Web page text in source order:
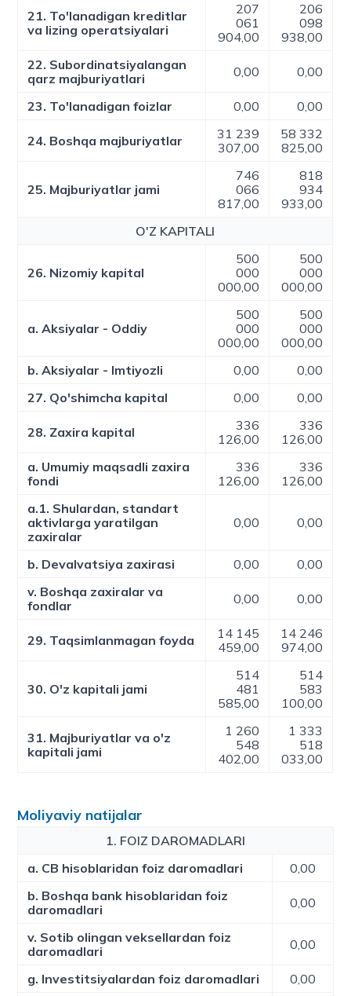
21. To'lanadigan kreditlar
va lizing operatsiyalari
207
061
904,00
206
098
938,00
22. Subordinatsiyalangan
qarz majburiyatlari
0,00 0,00
23. To'lanadigan foizlar 0,00 0,00
24. Boshqa majburiyatlar
31 239
307,00
58 332
825,00
25. Majburiyatlar jami
746
066
817,00
818
934
933,00
O'Z KAPITALI
26. Nizomiy kapital
500
000
000,00
500
000
000,00
a. Aksiyalar - Oddiy
500
000
000,00
500
000
000,00
b. Aksiyalar - Imtiyozli
0,00
0,00
27. Qo'shimcha kapital
0,00 0,00
28. Zaxira kapital
336
126,00
336
126,00
a. Umumiy maqsadli zaxira
fondi
336
126,00
336
126,00
a.1. Shulardan, standart
aktivlarga yaratilgan
zaxiralar
0,00 0,00
b. Devalvatsiya zaxirasi 0,00
0,00
v. Boshqa zaxiralar va
fondlar
0,00 0,00
29. Taqsimlanmagan foyda
14 145
459,00
14 246
974,00
30. O'z kapitali jami
514
481
585,00
514
583
100,00
31. Majburiyatlar va o'z
kapitali jami
1 260
548
402,00
1 333
518
033,00
Moliyaviy natijalar
1. FOIZ DAROMADLARI
a. CB hisoblaridan foiz daromadlari
0,00
b. Boshqa bank hisoblaridan foiz
daromadlari
0,00
v. Sotib olingan veksellardan foiz
daromadlari
0,00
g. Investitsiyalardan foiz daromadlari
0,00